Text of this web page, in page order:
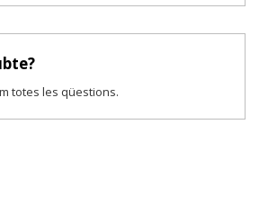
totes les qüestions.